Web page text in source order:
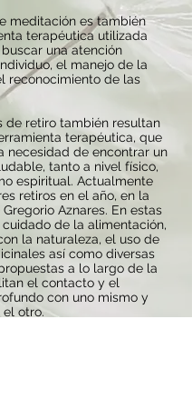
meditación es también
terapéutica utilizada
una atención
el manejo de la
reconocimiento de las
de retiro también resultan
terapéutica, que
necesidad de encontrar un
tanto a nivel físico,
espiritual. Actualmente
retiros en el año, en la
Aznares. En estas
de la alimentación,
la naturaleza, el uso de
así como diversas
a lo largo de la
el contacto y el
con uno mismo y
otro.